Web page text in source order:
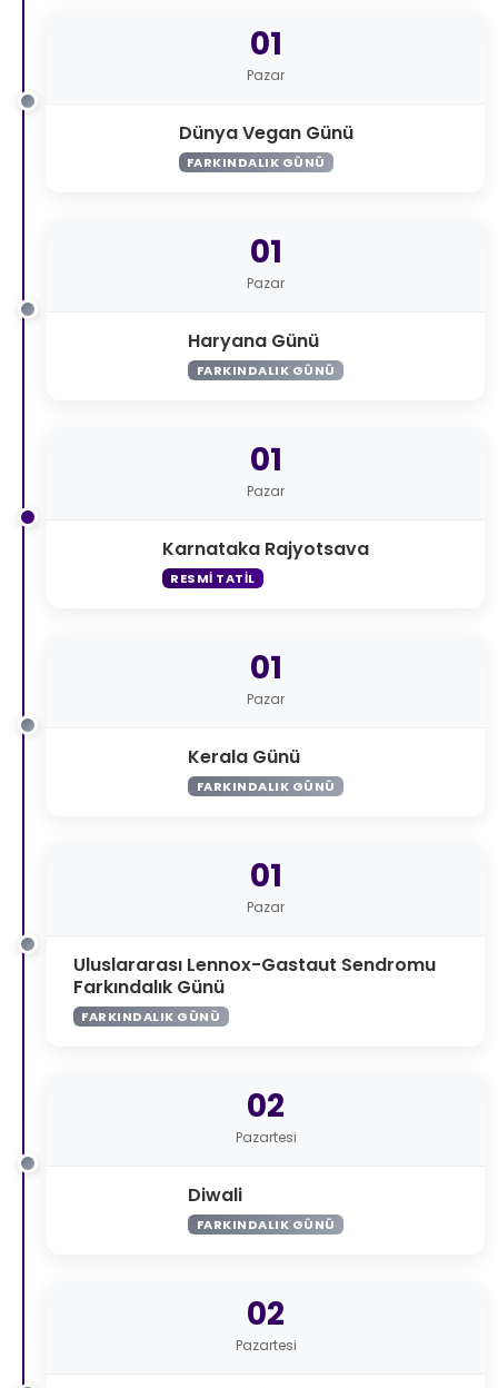
01
Pazar
Dünya Vegan Günü
FARKINDALIK GÜNÜ
01
Pazar
Haryana Günü
FARKINDALIK GÜNÜ
01
Pazar
Karnataka Rajyotsava
RESMI TATIL
01
Pazar
Kerala Günü
FARKINDALIK GÜNÜ
01
Pazar
Uluslararası Lennox-Gastaut Sendromu
Farkındalık Günü
FARKINDALIK GÜNÜ
02
Pazartesi
Diwali
FARKINDALIK GÜNÜ
02
Pazartesi